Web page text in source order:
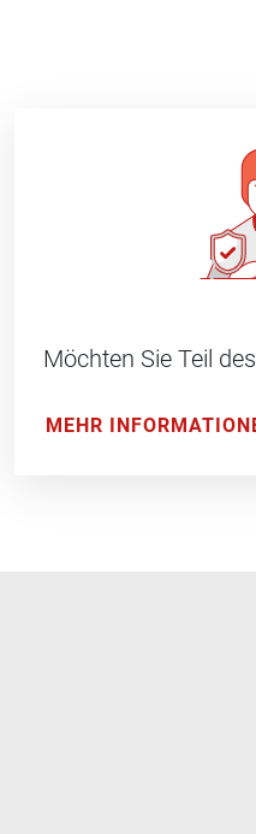
Möchten Sie Teil
MEHR